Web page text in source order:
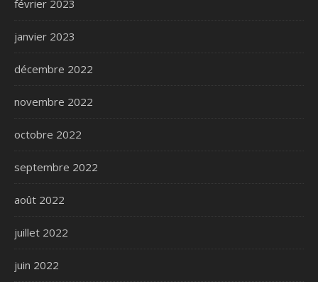
février 2023
janvier 2023
décembre 2022
novembre 2022
octobre 2022
septembre 2022
août 2022
juillet 2022
juin 2022